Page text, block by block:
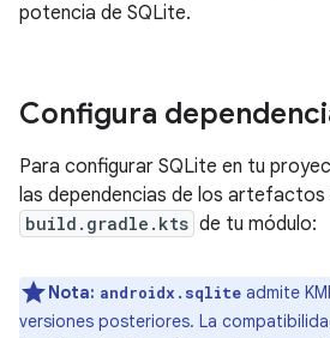
potencia de SQLite.
Configura
Para configurar SQLite en tu
las dependencias de los artefactos
build.gradle.kts de tu módulo:
Nota: androidx.sqlite admite
versiones posteriores. La